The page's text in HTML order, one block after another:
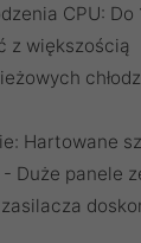
CPU: Do
z większością
Hartowane
Duże panele